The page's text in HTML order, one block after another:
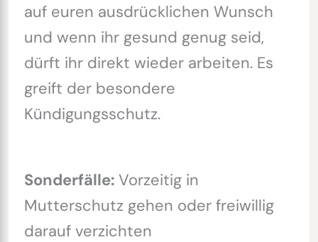
auf euren ausdrücklichen Wunsch
und wenn ihr gesund genug seid,
dürft ihr direkt wieder arbeiten. Es
greift der besondere
Kündigungsschutz.
Sonderfälle: Vorzeitig in
Mutterschutz gehen oder freiwillig
darauf verzichten